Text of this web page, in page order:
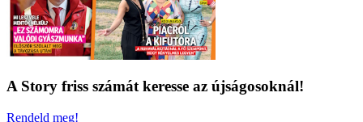
A Story friss számát keresse az újságosoknál!
Rendeld meg!